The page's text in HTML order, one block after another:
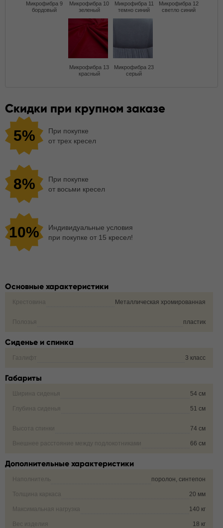
Микрофибра 9
бордовый
Микрофибра 10
зеленый
Микрофибра 11
темно синий
Микрофибра 12
светло синий
Микрофибра 13
красный
Микрофибра 23
серый
Скидки при крупном заказе
5%
При покупке
от трех кресел
8%
При покупке
от восьми кресел
10%
Индивидуальные условия
при покупке от 15 кресел!
Основные характеристики
Крестовина Металлическая хромированная
Полозья пластик
Сиденье и спинка
Газлифт 3 класс
Габариты
Ширина сиденья 54 см
Глубина сиденья 51 см
Высота спинки 74 см
Внешнее расстояние между подлокотниками 66 см
Дополнительные характеристики
Наполнитель поролон, синтепон
Толщина каркаса 20 мм
Максимальная нагрузка 140 кг
Вес изделия 18 кг